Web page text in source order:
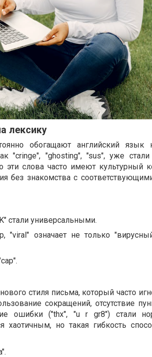
лексику
обогащают английский язык
"cringe", "ghosting", "sus", уже стали
слова часто имеют культурный
без знакомства с
стали универсальными.
"viral" означает не только
стиля письма, который часто
сокращений, отсутствие
ошибки ("thx", "u r gr8") стали
но такая гибкость